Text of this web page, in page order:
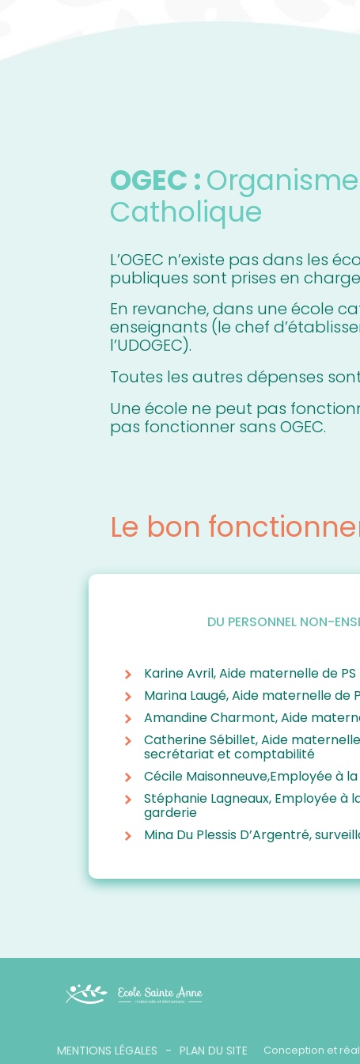
OGEC :
Catholique
L’OGEC n’existe pas dans les
publiques sont prises en charge
En revanche, dans une école
enseignants (le chef
l’UDOGEC).
Toutes les autres dépenses sont
Une école ne peut pas
pas fonctionner sans OGEC.
Le bon
DU PERSONNEL NON-
Karine Avril, Aide maternelle de PS
Marina Laugé, Aide maternelle de
Amandine Charmont, Aide
Catherine Sébillet, Aide maternelle
secrétariat et comptabilité
Cécile Maisonneuve,Employée à
Stéphanie Lagneaux, Employée à
garderie
Mina Du Plessis D’Argentré,
Footer
MENTIONS LÉGALES PLAN DU SITE Conception et